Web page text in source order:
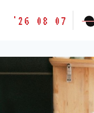
胶
味
道
'26 08 07